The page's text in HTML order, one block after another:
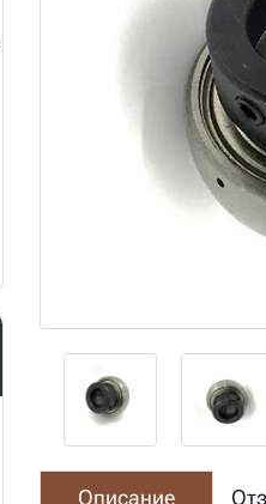
Описание